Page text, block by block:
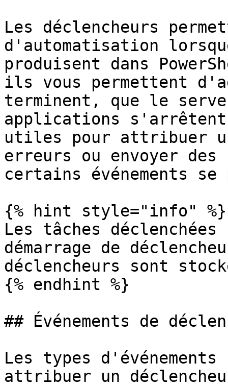
Les déclencheurs
d'automatisation
produisent dans
ils vous permettent
terminent, que le
applications
utiles pour attribuer
erreurs ou envoyer
certains événements
{% hint style="info" %}
Les tâches
démarrage de
déclencheurs sont
{% endhint %}
## Événements de
Les types
attribuer un